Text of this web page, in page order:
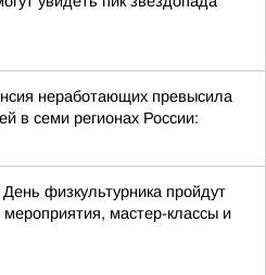
неработающих превысила
в семи регионах России:
физкультурника пройдут
мастер-классы и